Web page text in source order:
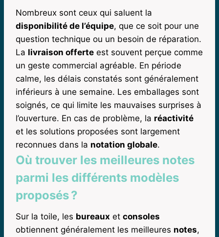
Nombreux sont ceux qui saluent la
disponibilité de l’équipe, que ce soit pour une
question technique ou un besoin de réparation.
La livraison offerte est souvent perçue comme
un geste commercial agréable. En période
calme, les délais constatés sont généralement
inférieurs à une semaine. Les emballages sont
soignés, ce qui limite les mauvaises surprises à
l’ouverture. En cas de problème, la réactivité
et les solutions proposées sont largement
reconnues dans la notation globale.
Où trouver les meilleures notes
parmi les différents modèles
proposés ?
Sur la toile, les bureaux et consoles
obtiennent généralement les meilleures notes,